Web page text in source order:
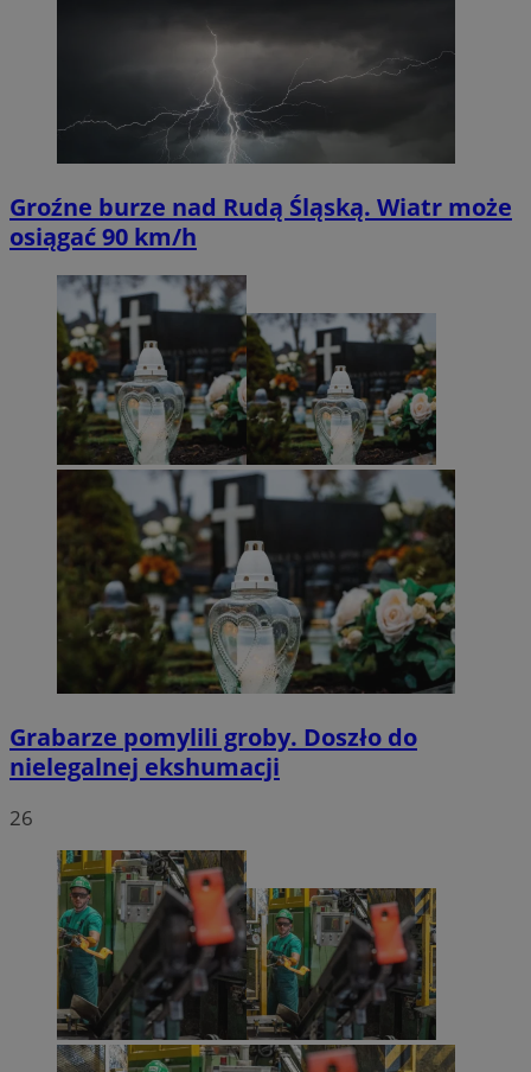
Groźne burze nad Rudą Śląską. Wiatr może
osiągać 90 km/h
Grabarze pomylili groby. Doszło do
nielegalnej ekshumacji
26